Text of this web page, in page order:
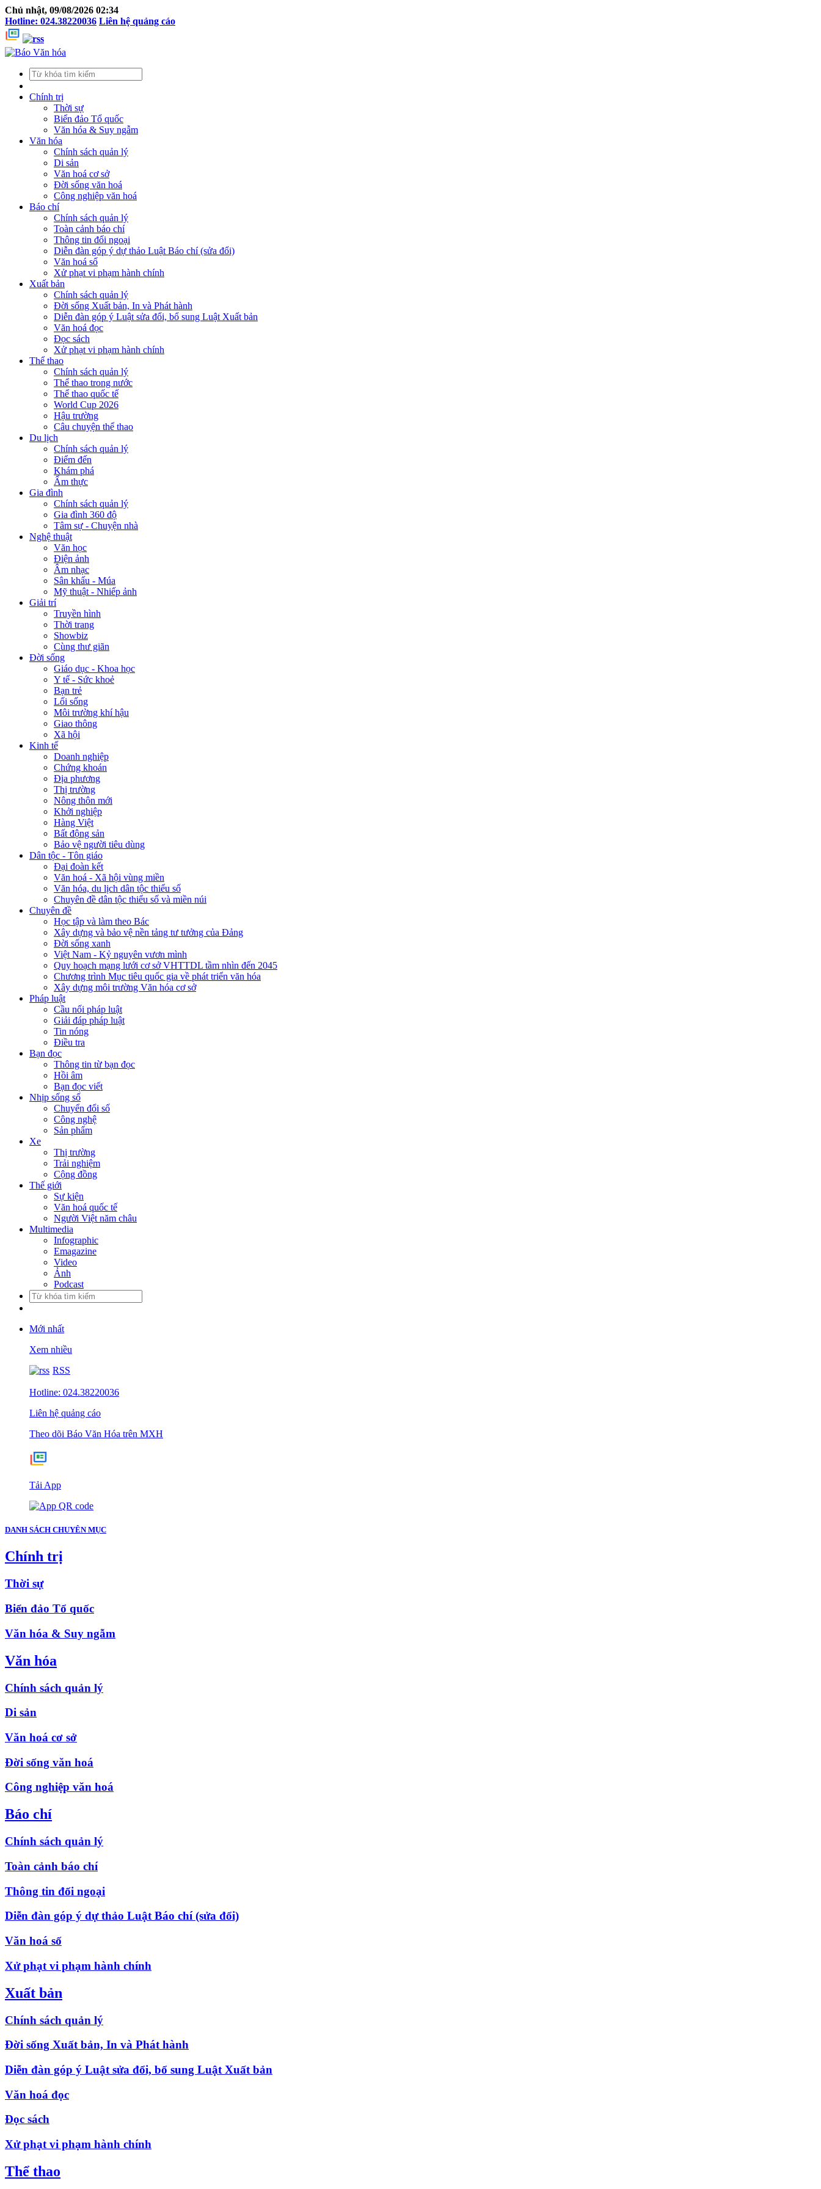
Chủ nhật, 09/08/2026 02:34
Hotline: 024.38220036 Liên hệ quảng cáo
Chính trị
Thời sự
Biển đảo Tổ quốc
Văn hóa & Suy ngẫm
Văn hóa
Chính sách quản lý
Di sản
Văn hoá cơ sở
Đời sống văn hoá
Công nghiệp văn hoá
Báo chí
Chính sách quản lý
Toàn cảnh báo chí
Thông tin đối ngoại
Diễn đàn góp ý dự thảo Luật Báo chí (sửa đổi)
Văn hoá số
Xử phạt vi phạm hành chính
Xuất bản
Chính sách quản lý
Đời sống Xuất bản, In và Phát hành
Diễn đàn góp ý Luật sửa đổi, bổ sung Luật Xuất bản
Văn hoá đọc
Đọc sách
Xử phạt vi phạm hành chính
Thể thao
Chính sách quản lý
Thể thao trong nước
Thể thao quốc tế
World Cup 2026
Hậu trường
Câu chuyện thể thao
Du lịch
Chính sách quản lý
Điểm đến
Khám phá
Ẩm thực
Gia đình
Chính sách quản lý
Gia đình 360 độ
Tâm sự - Chuyện nhà
Nghệ thuật
Văn học
Điện ảnh
Âm nhạc
Sân khấu - Múa
Mỹ thuật - Nhiếp ảnh
Giải trí
Truyền hình
Thời trang
Showbiz
Cùng thư giãn
Đời sống
Giáo dục - Khoa học
Y tế - Sức khoẻ
Bạn trẻ
Lối sống
Môi trường khí hậu
Giao thông
Xã hội
Kinh tế
Doanh nghiệp
Chứng khoán
Địa phương
Thị trường
Nông thôn mới
Khởi nghiệp
Hàng Việt
Bất động sản
Bảo vệ người tiêu dùng
Dân tộc - Tôn giáo
Đại đoàn kết
Văn hoá - Xã hội vùng miền
Văn hóa, du lịch dân tộc thiểu số
Chuyên đề dân tộc thiểu số và miền núi
Chuyên đề
Học tập và làm theo Bác
Xây dựng và bảo vệ nền tảng tư tưởng của Đảng
Đời sống xanh
Việt Nam - Kỷ nguyên vươn mình
Quy hoạch mạng lưới cơ sở VHTTDL tầm nhìn đến 2045
Chương trình Mục tiêu quốc gia về phát triển văn hóa
Xây dựng môi trường Văn hóa cơ sở
Pháp luật
Cầu nối pháp luật
Giải đáp pháp luật
Tin nóng
Điều tra
Bạn đọc
Thông tin từ bạn đọc
Hồi âm
Bạn đọc viết
Nhịp sống số
Chuyển đổi số
Công nghệ
Sản phẩm
Xe
Thị trường
Trải nghiệm
Cộng đồng
Thế giới
Sự kiện
Văn hoá quốc tế
Người Việt năm châu
Multimedia
Infographic
Emagazine
Video
Ảnh
Podcast
Mới nhất
Xem nhiều
RSS
Hotline: 024.38220036
Liên hệ quảng cáo
Theo dõi Báo Văn Hóa trên MXH
Tải App
DANH SÁCH CHUYÊN MỤC
Chính trị
Thời sự
Biển đảo Tổ quốc
Văn hóa & Suy ngẫm
Văn hóa
Chính sách quản lý
Di sản
Văn hoá cơ sở
Đời sống văn hoá
Công nghiệp văn hoá
Báo chí
Chính sách quản lý
Toàn cảnh báo chí
Thông tin đối ngoại
Diễn đàn góp ý dự thảo Luật Báo chí (sửa đổi)
Văn hoá số
Xử phạt vi phạm hành chính
Xuất bản
Chính sách quản lý
Đời sống Xuất bản, In và Phát hành
Diễn đàn góp ý Luật sửa đổi, bổ sung Luật Xuất bản
Văn hoá đọc
Đọc sách
Xử phạt vi phạm hành chính
Thể thao